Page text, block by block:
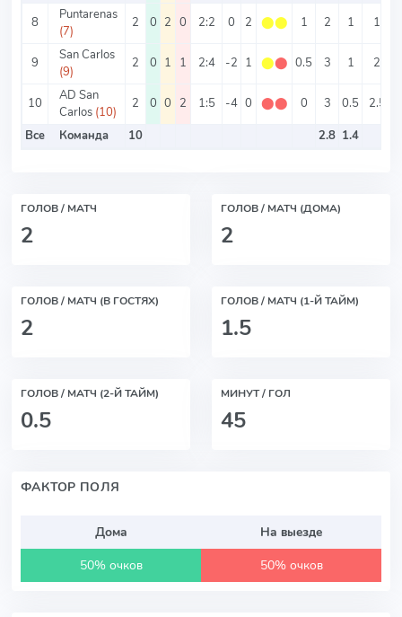
8
Puntarenas
(7)
2 0 2 0 2:2 0 2 ⬤⬤ 1 2 1 1
9
San Carlos
(9)
2 0 1 1 2:4 -2 1 ⬤⬤ 0.5 3 1 2
10
AD San
Carlos (10)
2 0 0 2 1:5 -4 0 ⬤⬤ 0 3 0.5 2.5
Все
Команда 10 2.8 1.4
ГОЛОВ / МАТЧ
2
ГОЛОВ / МАТЧ (ДОМА)
2
ГОЛОВ / МАТЧ (В ГОСТЯХ)
2
ГОЛОВ / МАТЧ (1-Й ТАЙМ)
1.5
ГОЛОВ / МАТЧ (2-Й ТАЙМ)
0.5
МИНУТ / ГОЛ
45
ФАКТОР ПОЛЯ
Дома
На выезде
50% очков
50% очков